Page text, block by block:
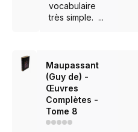
vocabulaire
très simple. ...
Maupassant
(Guy de) -
Œuvres
Complètes -
Tome 8